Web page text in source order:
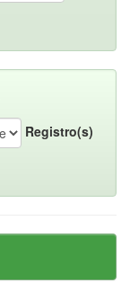
Registro(s)